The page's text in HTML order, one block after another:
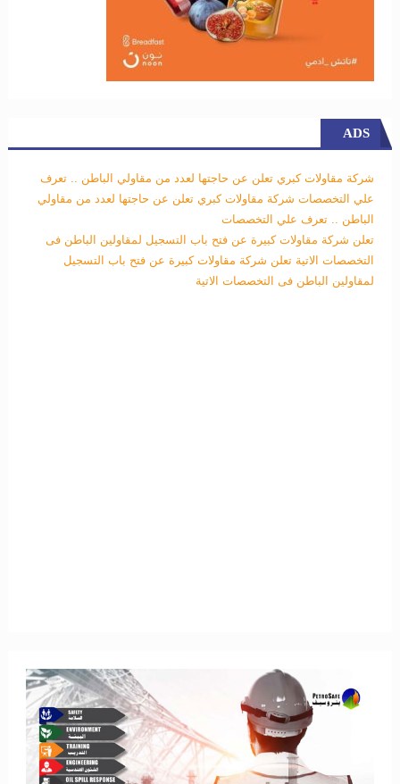
ADS
شركة مقاولات كبري تعلن عن حاجتها لعدد من مقاولي الباطن .. تعرف
علي التخصصات شركة مقاولات كبري تعلن عن حاجتها لعدد من مقاولي
الباطن .. تعرف علي التخصصات
تعلن شركة مقاولات كبيرة عن فتح باب التسجيل لمقاولين الباطن فى
التخصصات الاتية تعلن شركة مقاولات كبيرة عن فتح باب التسجيل
لمقاولين الباطن فى التخصصات الاتية